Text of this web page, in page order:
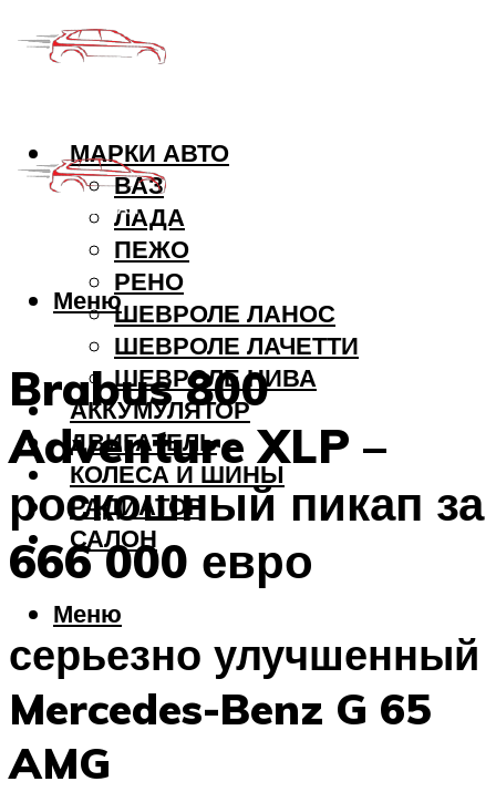
МАРКИ АВТО
ВАЗ
ЛАДА
ПЕЖО
РЕНО
ШЕВРОЛЕ ЛАНОС
ШЕВРОЛЕ ЛАЧЕТТИ
ШЕВРОЛЕ НИВА
АККУМУЛЯТОР
ДВИГАТЕЛЬ
КОЛЕСА И ШИНЫ
РАДИАТОР
САЛОН
Меню
Меню
Brabus 800
Adventure XLP –
роскошный пикап за
666 000 евро
серьезно улучшенный
Mercedes-Benz G 65
AMG